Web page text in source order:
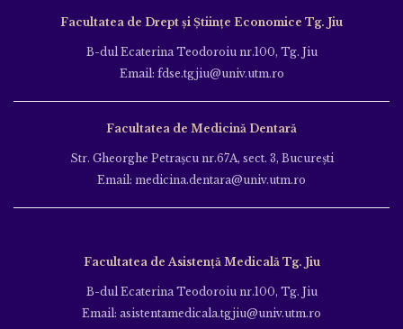
Facultatea de Drept și Științe Economice Tg. Jiu
B-dul Ecaterina Teodoroiu nr.100, Tg. Jiu
Email: fdse.tgjiu@univ.utm.ro
Facultatea de Medicină Dentară
Str. Gheorghe Petraşcu nr.67A, sect. 3, Bucureşti
Email: medicina.dentara@univ.utm.ro
Facultatea de Asistență Medicală Tg. Jiu
B-dul Ecaterina Teodoroiu nr.100, Tg. Jiu
Email: asistentamedicala.tgjiu@univ.utm.ro